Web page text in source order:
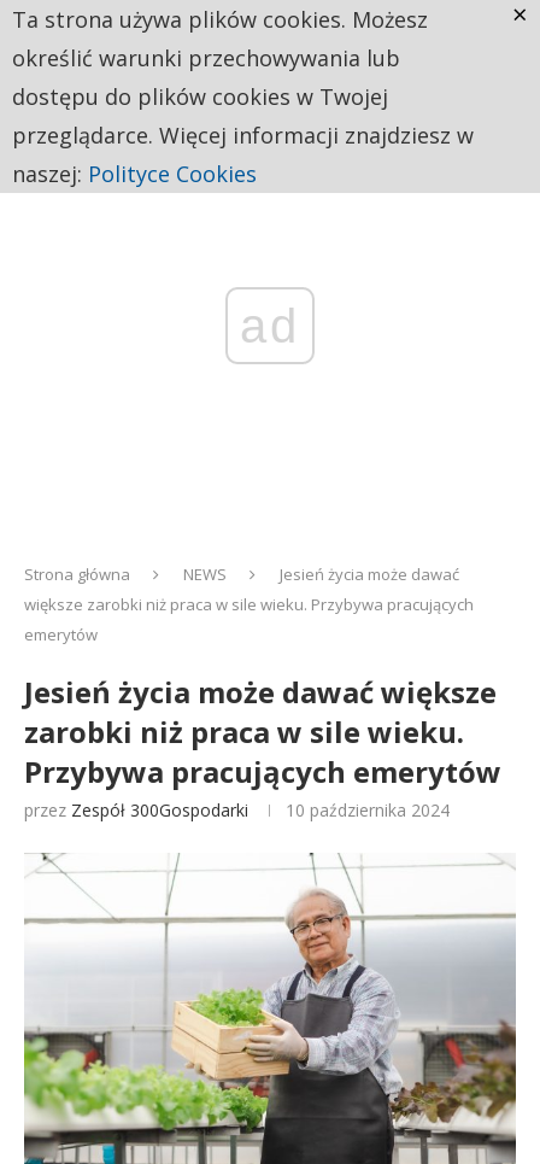
ad
Strona główna NEWS
Jesień życia może dawać
większe zarobki niż praca w sile wieku. Przybywa pracujących
emerytów
Jesień życia może dawać większe
zarobki niż praca w sile wieku.
Przybywa pracujących emerytów
przez Zespół 300Gospodarki 10 października 2024
Ta strona używa plików cookies. Możesz
określić warunki przechowywania lub
dostępu do plików cookies w Twojej
przeglądarce. Więcej informacji znajdziesz w
naszej: Polityce Cookies
×